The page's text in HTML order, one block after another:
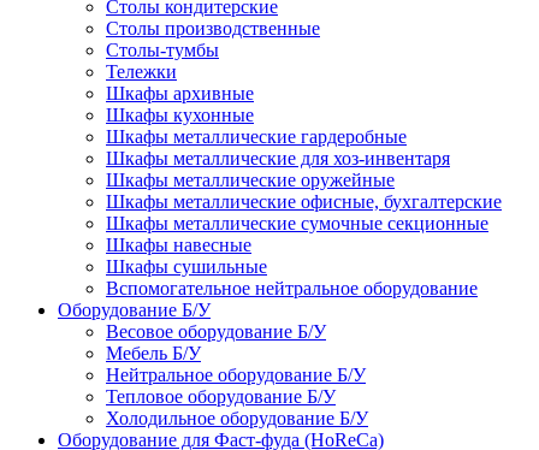
Столы кондитерские
Столы производственные
Столы-тумбы
Тележки
Шкафы архивные
Шкафы кухонные
Шкафы металлические гардеробные
Шкафы металлические для хоз-инвентаря
Шкафы металлические оружейные
Шкафы металлические офисные, бухгалтерские
Шкафы металлические сумочные секционные
Шкафы навесные
Шкафы сушильные
Вспомогательное нейтральное оборудование
Оборудование Б/У
Весовое оборудование Б/У
Мебель Б/У
Нейтральное оборудование Б/У
Тепловое оборудование Б/У
Холодильное оборудование Б/У
Оборудование для Фаст-фуда (HoReCa)